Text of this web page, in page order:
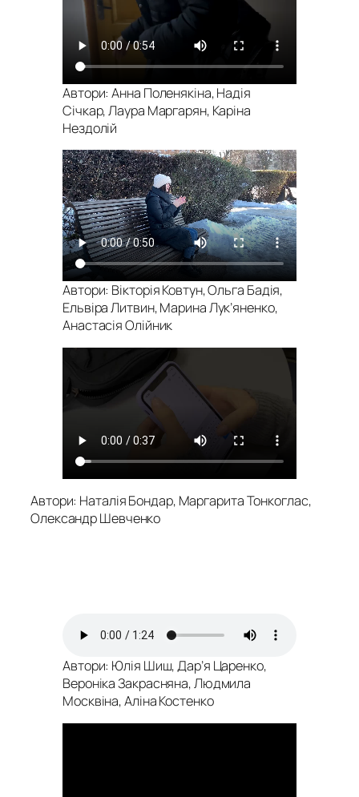
Автори: Анна Поленякіна, Надія
Січкар, Лаура Маргарян, Каріна
Нездолій
Автори: Вікторія Ковтун, Ольга Бадія,
Ельвіра Литвин, Марина Лук’яненко,
Анастасія Олійник
Автори: Наталія Бондар, Маргарита Тонкоглас,
Олександр Шевченко
Автори: Юлія Шиш, Дар’я Царенко,
Вероніка Закрасняна, Людмила
Москвіна, Аліна Костенко